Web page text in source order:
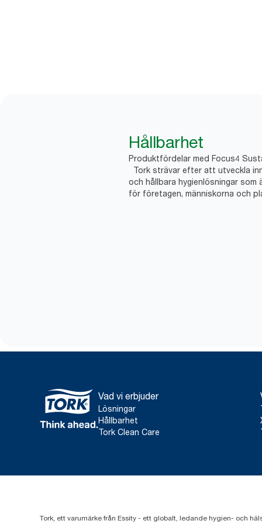
Hållbarhet
Produktfördelar med Focus4
Tork strävar efter att utveckla
och hållbara hygienlösningar som
för företagen, människorna och
Vad vi erbjuder
Lösningar
Hållbarhet
Tork Clean Care
Tork, ett varumärke från Essity - ett globalt, ledande hygien- och